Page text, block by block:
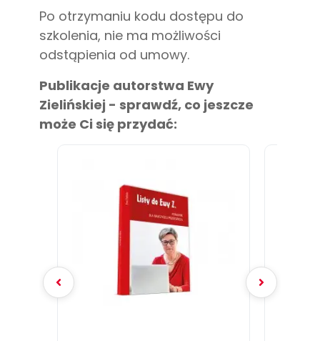
Po otrzymaniu kodu dostępu do
szkolenia, nie ma możliwości
odstąpienia od umowy.
Publikacje autorstwa Ewy
Zielińskiej - sprawdź, co jeszcze
może Ci się przydać: